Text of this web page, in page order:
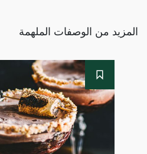
المزيد من الوصفات الملهمة